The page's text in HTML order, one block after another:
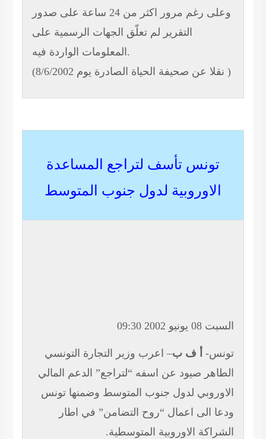
وعلى رغم مرور اكثر من 24 ساعة على صدور
التقرير لم تعلّق الجهات الرسمية على
المعلومات الواردة فيه.
(نقلا عن صحيفة الحياة الصادرة يوم 8/6/2002 )
تونس تأسف لتراجع المساعدة
الاوروبية لدول جنوب المتوسط
السبت 08 يونيو 2002 09:30
تونس- أ ف ب– اعرب وزير التجارة التونسي
الطاهر صيود عن اسفه “لتراجع” الدعم المالي
الاوروبي لدول جنوب المتوسط وضمنها تونس
ودعا الى اعمال “روح التضامن” في اطار
الشراكة الاوروبية المتوسطية.